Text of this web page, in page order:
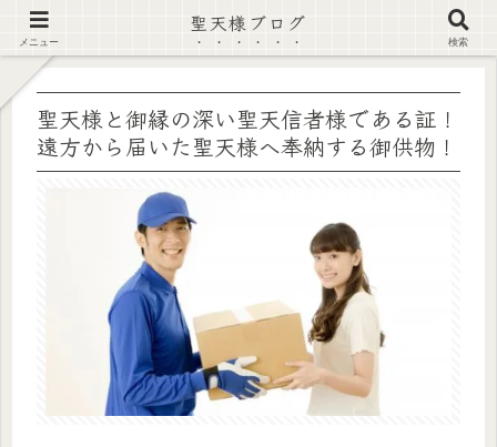
【注意喚起】偽サイト及び偽情報に注意 ▶確認する◀
聖天様と御縁の深い聖天信者様である証！
遠方から届いた聖天様へ奉納する御供物！
メニュー
聖天様ブログ
検索